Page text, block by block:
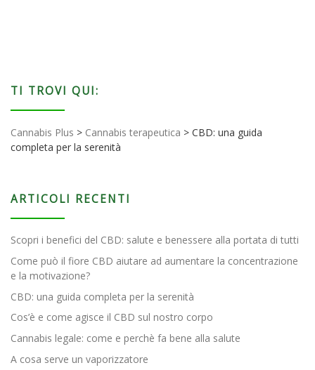
TI TROVI QUI:
Cannabis Plus > Cannabis terapeutica > CBD: una guida
completa per la serenità
ARTICOLI RECENTI
Scopri i benefici del CBD: salute e benessere alla portata di tutti
Come può il fiore CBD aiutare ad aumentare la concentrazione
e la motivazione?
CBD: una guida completa per la serenità
Cos’è e come agisce il CBD sul nostro corpo
Cannabis legale: come e perchè fa bene alla salute
A cosa serve un vaporizzatore